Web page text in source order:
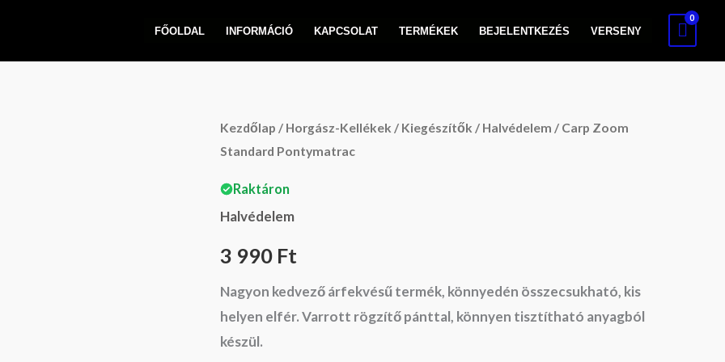
FŐOLDAL INFORMÁCIÓ KAPCSOLAT TERMÉKEK BEJELENTKEZÉS VERSENY
Kezdőlap / Horgász-Kellékek / Kiegészítők / Halvédelem / Carp Zoom
Standard Pontymatrac
Raktáron
Halvédelem
3 990 Ft
Nagyon kedvező árfekvésű termék, könnyedén összecsukható, kis
helyen elfér. Varrott rögzítő pánttal, könnyen tisztítható anyagból
készül.
Carp
Zoom